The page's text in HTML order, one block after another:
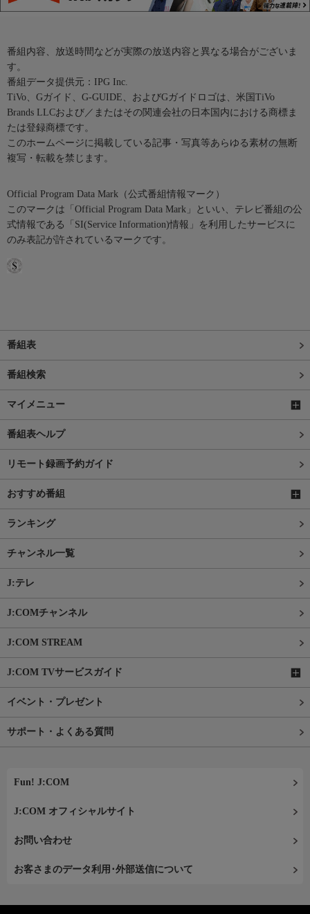
番組内容、放送時間などが実際の放送内容と異なる場合がございま
す。
番組データ提供元：IPG Inc.
TiVo、Gガイド、G-GUIDE、およびGガイドロゴは、米国TiVo
Brands LLCおよび／またはその関連会社の日本国内における商標ま
たは登録商標です。
このホームページに掲載している記事・写真等あらゆる素材の無断
複写・転載を禁じます。
Official Program Data Mark（公式番組情報マーク）
このマークは「Official Program Data Mark」といい、テレビ番組の公
式情報である「SI(Service Information)情報」を利用したサービスに
のみ表記が許されているマークです。
番組表
番組検索
マイメニュー
番組表ヘルプ
リモート録画予約ガイド
おすすめ番組
ランキング
チャンネル一覧
J:テレ
J:COMチャンネル
J:COM STREAM
J:COM TVサービスガイド
イベント・プレゼント
サポート・よくある質問
Fun! J:COM
J:COM オフィシャルサイト
お問い合わせ
お客さまのデータ利用･外部送信について